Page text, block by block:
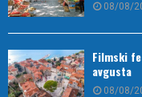
08/08/
Filmski
avgusta
08/08/